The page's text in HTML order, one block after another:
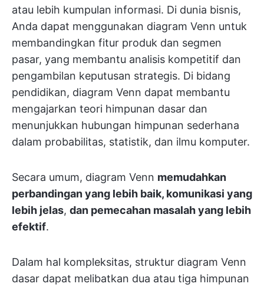
atau lebih kumpulan informasi. Di dunia bisnis,
Anda dapat menggunakan diagram Venn untuk
membandingkan fitur produk dan segmen
pasar, yang membantu analisis kompetitif dan
pengambilan keputusan strategis. Di bidang
pendidikan, diagram Venn dapat membantu
mengajarkan teori himpunan dasar dan
menunjukkan hubungan himpunan sederhana
dalam probabilitas, statistik, dan ilmu komputer.
Secara umum, diagram Venn memudahkan
perbandingan yang lebih baik, komunikasi yang
lebih jelas, dan pemecahan masalah yang lebih
efektif.
Dalam hal kompleksitas, struktur diagram Venn
dasar dapat melibatkan dua atau tiga himpunan